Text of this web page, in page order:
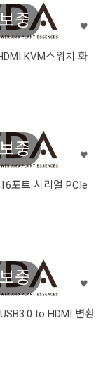
중
KVM스위치 화
중
포트 시리얼 PCIe
중
to HDMI 변환